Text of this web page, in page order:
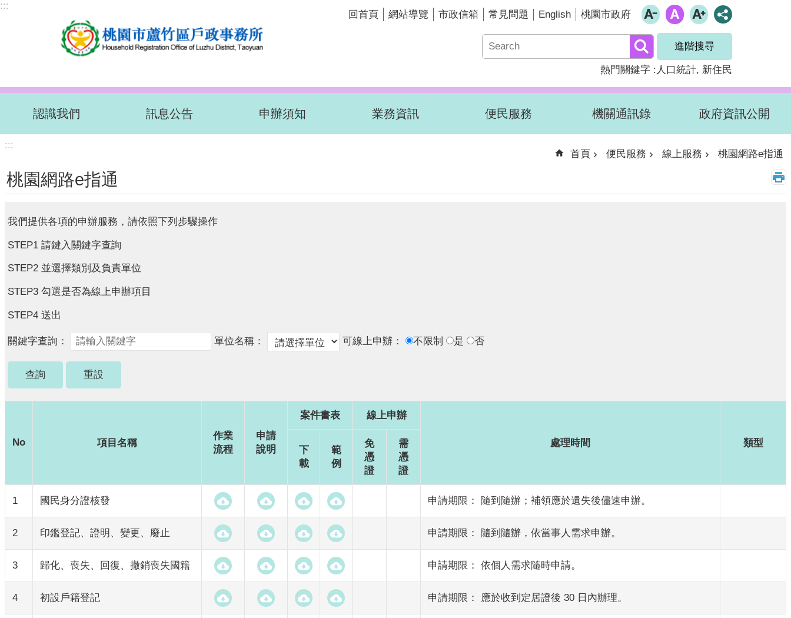
跳到主要內容區塊
:::
回首頁 網站導覽 市政信箱 常見問題 English 桃園市政府
進階搜尋
熱門關鍵字 人口統計 新住民
認識我們 訊息公告 申辦須知 業務資訊 便民服務 機關通訊錄 政府資訊公開
:::
首頁 便民服務 線上服務 桃園網路e指通
桃園網路e指通
我們提供各項的申辦服務，請依照下列步驟操作
STEP1 請鍵入關鍵字查詢
STEP2 並選擇類別及負責單位
STEP3 勾選是否為線上申辦項目
STEP4 送出
關鍵字查詢： 單位名稱： 可線上申辦： 不限制 是 否
No 項目名稱
作業
流程
申請
說明
案件書表 線上申辦
處理時間 類型
下
載
範
例
免
憑
證
需
憑
證
1 國民身分證核發 申請期限： 隨到隨辦；補領應於遺失後儘速申辦。
2 印鑑登記、證明、變更、廢止 申請期限： 隨到隨辦，依當事人需求申辦。
3 歸化、喪失、回復、撤銷喪失國籍 申請期限： 依個人需求隨時申請。
4 初設戶籍登記 申請期限： 應於收到定居證後 30 日內辦理。